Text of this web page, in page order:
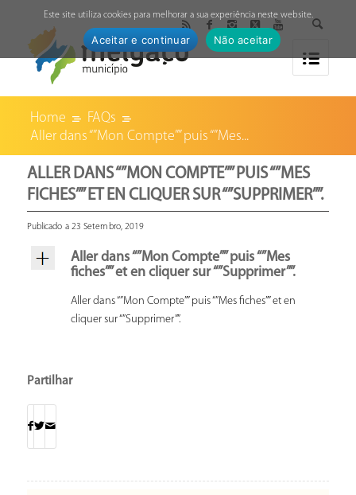
Home
FAQs
Aller dans “”Mon Compte”” puis “”Mes...
ALLER DANS “”MON COMPTE”” PUIS “”MES
FICHES”” ET EN CLIQUER SUR “”SUPPRIMER””.
Publicado a 23 Setembro, 2019
Aller dans “”Mon Compte”” puis “”Mes
fiches”” et en cliquer sur “”Supprimer””.
Aller dans “”Mon Compte”” puis “”Mes fiches”” et en
cliquer sur “”Supprimer””.
Partilhar
Este site utiliza cookies para melhorar a sua experiência neste website.
Aceitar e continuar Não aceitar